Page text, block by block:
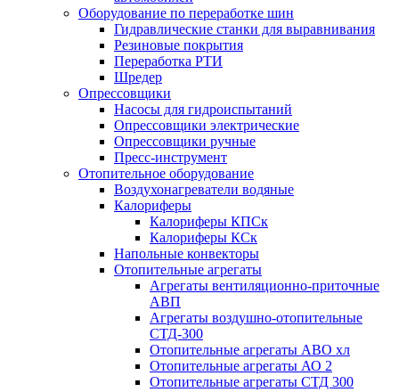
Оборудование по переработке шин
Гидравлические станки для выравнивания
Резиновые покрытия
Переработка РТИ
Шредер
Опрессовщики
Насосы для гидроиспытаний
Опрессовщики электрические
Опрессовщики ручные
Пресс-инструмент
Отопительное оборудование
Воздухонагреватели водяные
Калориферы
Калориферы КПСк
Калориферы КСк
Напольные конвекторы
Отопительные агрегаты
Агрегаты вентиляционно-приточные
АВП
Агрегаты воздушно-отопительные
СТД-300
Отопительные агрегаты АВО хл
Отопительные агрегаты АО 2
Отопительные агрегаты СТД 300